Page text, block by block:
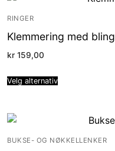
RINGER
Klemmering med bling
kr 159,00
Velg alternativ
BUKSE- OG NØKKELLENKER